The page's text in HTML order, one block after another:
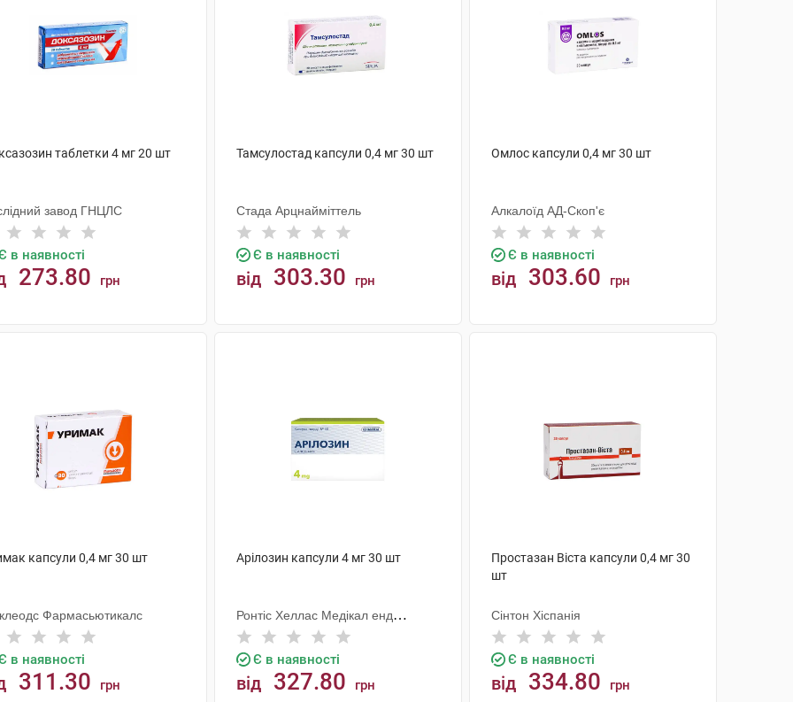
таблетки 4 мг 20 шт
завод ГНЦЛС
в наявності
273.80 грн
Тамсулостад капсули 0,4 мг 30 шт
Стада Арцнайміттель
Є в наявності
від 303.30 грн
Омлос капсули 0,4 мг 30 шт
Алкалоїд АД-Скоп'є
Є в наявності
від 303.60 грн
капсули 0,4 мг 30 шт
Фармасьютикалс
в наявності
311.30 грн
Арілозин капсули 4 мг 30 шт
Ронтіс Хеллас Медікал енд
Фармасьютікал Продактс С.А.
Є в наявності
від 327.80 грн
Простазан Віста капсули 0,4 мг 30
шт
Сінтон Хіспанія
Є в наявності
від 334.80 грн